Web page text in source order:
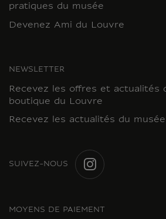
pratiques du musée
Devenez Ami du Louvre
NEWSLETTER
Recevez les offres et actualités
boutique du Louvre
Recevez les actualités du
SUIVEZ-NOUS
MOYENS DE PAIEMENT